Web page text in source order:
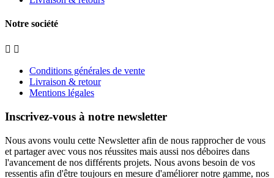
Notre société
 
Conditions générales de vente
Livraison & retour
Mentions légales
Inscrivez-vous à notre newsletter
Nous avons voulu cette Newsletter afin de nous rapprocher de vous
et partager avec vous nos réussites mais aussi nos déboires dans
l'avancement de nos différents projets. Nous avons besoin de vos
ressentis afin d'être toujours en mesure d'améliorer notre gamme, nos